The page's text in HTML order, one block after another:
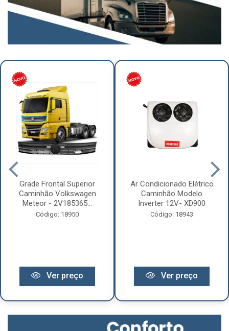
Grade Frontal Superior
Caminhão Volkswagen
Meteor - 2V185365...
Código: 18950
Ver preço
Ar Condicionado Elétrico
Caminhão Modelo
Inverter 12V- XD900
Código: 18943
Ver preço